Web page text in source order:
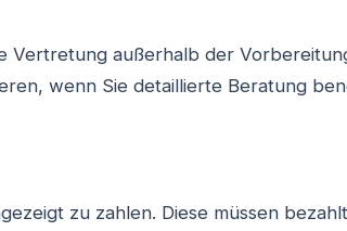
außerhalb der
wenn Sie detaillierte Beratung
zu zahlen. Diese müssen